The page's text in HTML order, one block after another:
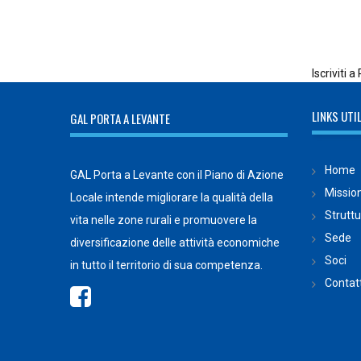
Iscriviti a
GAL PORTA A LEVANTE
GAL Porta a Levante con il Piano di Azione
Locale intende migliorare la qualità della
vita nelle zone rurali e promuovere la
diversificazione delle attività economiche
in tutto il territorio di sua competenza.
LINKS
Home
Sede
Soci